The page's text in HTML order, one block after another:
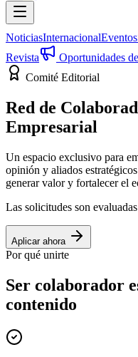
NoticiasInternacionalEventos
Revista
Oportunidades
Comité Editorial
Red de
Empresarial
Un espacio exclusivo para
opinión y aliados
generar valor y fortalecer el
Las solicitudes son
Aplicar ahora
Por qué unirte
Ser colaborador
contenido